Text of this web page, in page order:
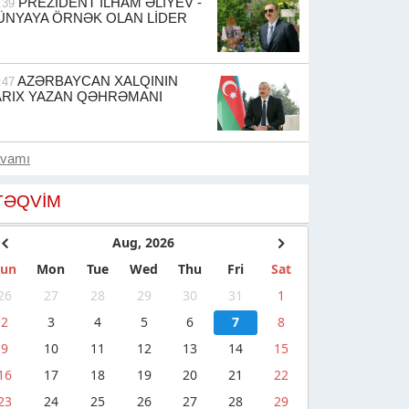
ÖRNƏK OLAN LİDER
AZƏRBAYCAN XALQININ
YAZAN QƏHRƏMANI
Aug, 2026
Mon Tue Wed Thu Fri
Sat
27 28 29 30 31
1
2
3 4 5 6 7
8
9
10 11 12 13 14
15
17 18 19 20 21
22
24 25 26 27 28 29